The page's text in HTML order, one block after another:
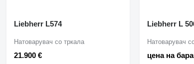
Liebherr L574
21.900 €
Натоварувач со тркала
Liebherr L
цена на
Натоварувач